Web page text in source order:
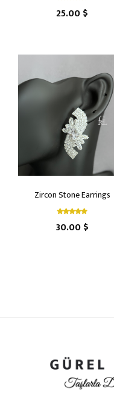
25.00 $
Zircon Stone Earrings
30.00 $